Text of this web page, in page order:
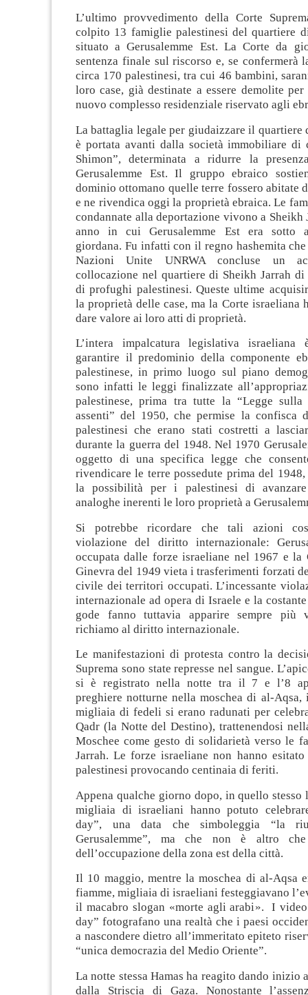
L’ultimo provvedimento della Corte
colpito 13 famiglie palestinesi del quartiere
situato a Gerusalemme Est. La Corte da
sentenza finale sul riscorso e, se confermerà
circa 170 palestinesi, tra cui 46 bambini,
loro case, già destinate a essere demolite
nuovo complesso residenziale riservato agli
La battaglia legale per giudaizzare il quartiere
è portata avanti dalla società immobiliare di
Shimon”, determinata a ridurre la
Gerusalemme Est. Il gruppo ebraico
dominio ottomano quelle terre fossero abitate
e ne rivendica oggi la proprietà ebraica. Le
condannate alla deportazione vivono a Sheikh
anno in cui Gerusalemme Est era sotto
giordana. Fu infatti con il regno hashemita
Nazioni Unite UNRWA concluse un
collocazione nel quartiere di Sheikh Jarrah
di profughi palestinesi. Queste ultime
la proprietà delle case, ma la Corte israeliana
dare valore ai loro atti di proprietà.
L’intera impalcatura legislativa israeliana
garantire il predominio della componente
palestinese, in primo luogo sul piano
sono infatti le leggi finalizzate
palestinese, prima tra tutte la “Legge
assenti” del 1950, che permise la confisca
palestinesi che erano stati costretti a
durante la guerra del 1948. Nel 1970
oggetto di una specifica legge che
rivendicare le terre possedute prima del 1948,
la possibilità per i palestinesi di
analoghe inerenti le loro proprietà a
Si potrebbe ricordare che tali azioni
violazione del diritto internazionale:
occupata dalle forze israeliane nel 1967 e la
Ginevra del 1949 vieta i trasferimenti forzati
civile dei territori occupati. L’incessante
internazionale ad opera di Israele e la
gode fanno tuttavia apparire sempre più
richiamo al diritto internazionale.
Le manifestazioni di protesta contro la
Suprema sono state represse nel sangue.
si è registrato nella notte tra il 7 e l’8
preghiere notturne nella moschea di al-
migliaia di fedeli si erano radunati per
Qadr (la Notte del Destino), trattenendosi
Moschee come gesto di solidarietà verso le
Jarrah. Le forze israeliane non hanno
palestinesi provocando centinaia di feriti.
Appena qualche giorno dopo, in quello stesso
migliaia di israeliani hanno potuto
day”, una data che simboleggia “la
Gerusalemme”, ma che non è altro che
dell’occupazione della zona est della città.
Il 10 maggio, mentre la moschea di al-Aqsa
fiamme, migliaia di israeliani festeggiavano
il macabro slogan «morte agli arabi». I video
day” fotografano una realtà che i paesi
a nascondere dietro all’immeritato epiteto
“unica democrazia del Medio Oriente”.
La notte stessa Hamas ha reagito dando inizio
dalla Striscia di Gaza. Nonostante